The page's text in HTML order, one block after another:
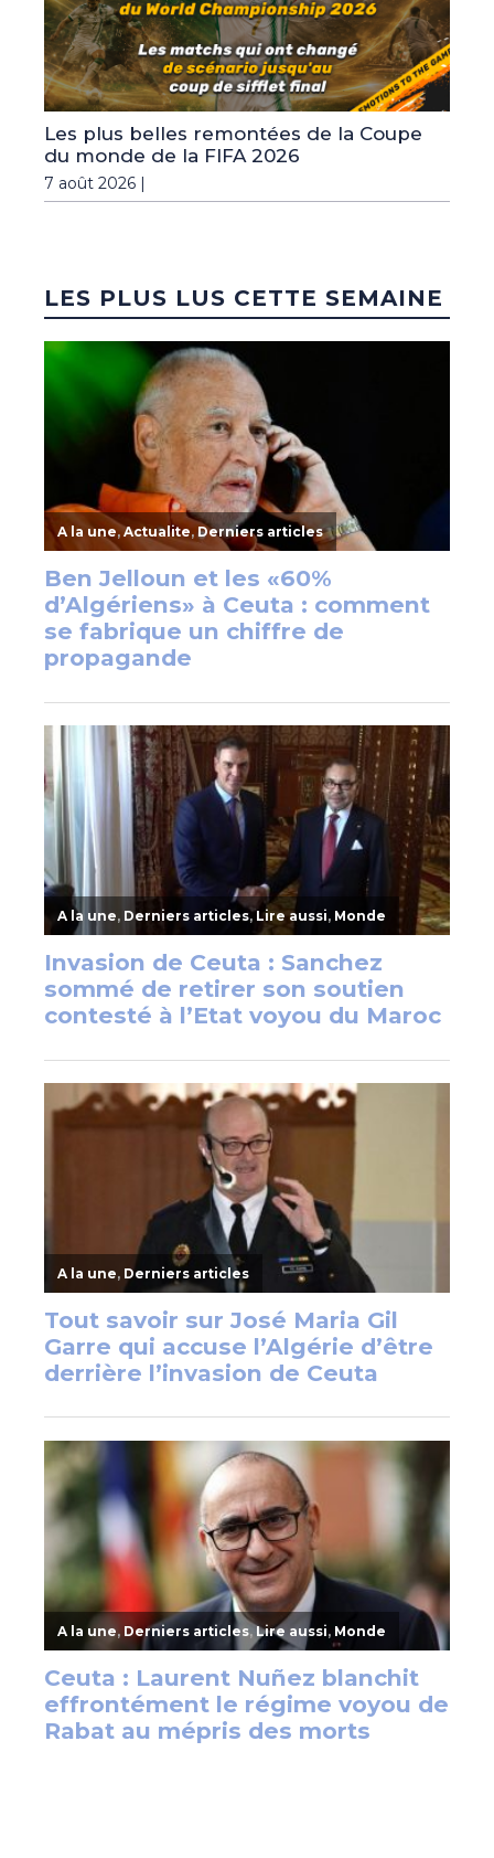
Les plus belles remontées de la Coupe
du monde de la FIFA 2026
7 août 2026 |
LES PLUS LUS CETTE SEMAINE